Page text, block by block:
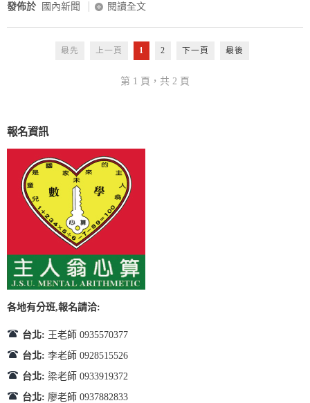
發佈於 國內新聞 閱讀全文
最先 上一頁 1 2 下一頁 最後
第 1 頁，共 2 頁
報名資訊
各地有分班,報名請洽:
台北: 王老師 0935570377
台北: 李老師 0928515526
台北: 梁老師 0933919372
台北: 廖老師 0937882833